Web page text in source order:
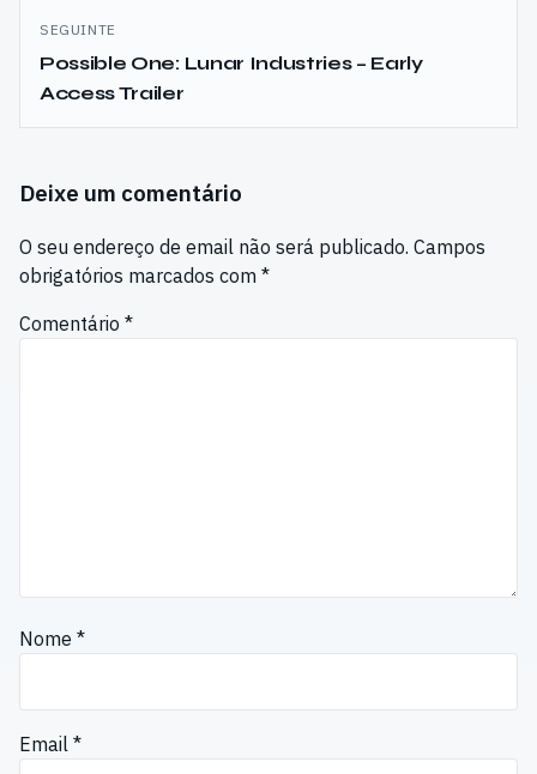
SEGUINTE
Possible One: Lunar Industries – Early
Access Trailer
Deixe um comentário
O seu endereço de email não será publicado. Campos
obrigatórios marcados com *
Comentário *
Nome *
Email *